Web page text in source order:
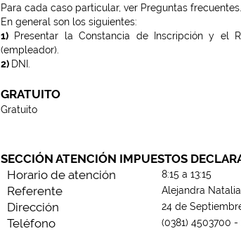
Para cada caso particular, ver Preguntas frecuentes.
En general son los siguientes:
1) Presentar la Constancia de Inscripción y el
(empleador).
2) DNI.
GRATUITO
Gratuito
SECCIÓN ATENCIÓN IMPUESTOS
Horario de atención
8:15 a 13:15
Referente Alejandra
Dirección 24 de
Teléfono (0381) 4503700